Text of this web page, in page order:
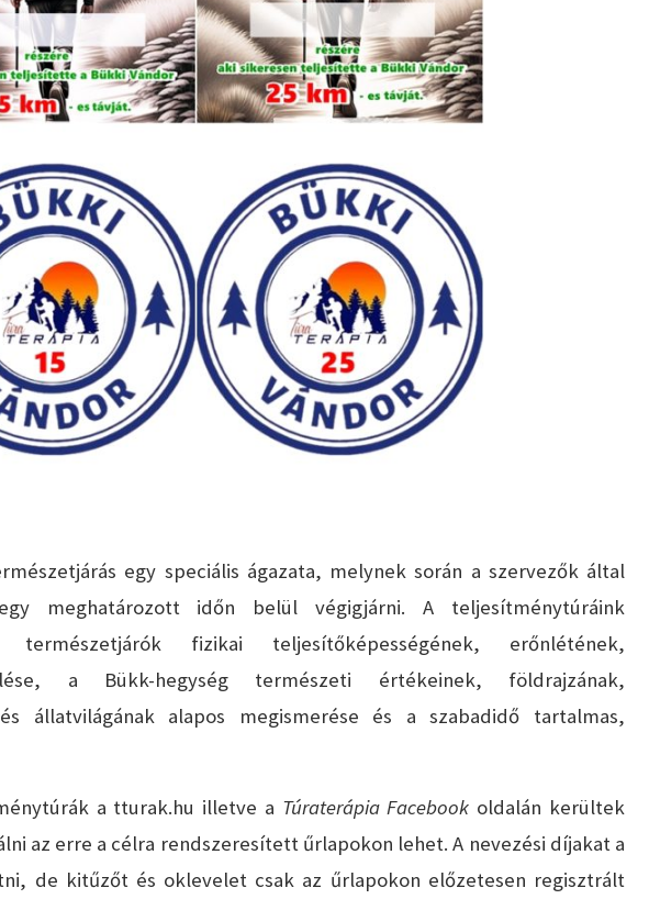
egy speciális ágazata, melynek során a szervezők által
meghatározott időn belül végigjárni. A teljesítménytúráink
fizikai teljesítőképességének, erőnlétének,
a Bükk-hegység természeti értékeinek, földrajzának,
állatvilágának alapos megismerése és a szabadidő tartalmas,
a tturak.hu illetve a Túraterápia Facebook oldalán kerültek
az erre a célra rendszeresített űrlapokon lehet. A nevezési díjakat a
de kitűzőt és oklevelet csak az űrlapokon előzetesen regisztrált